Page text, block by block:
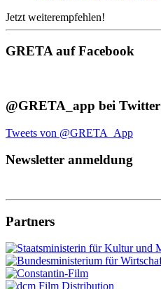
Jetzt weiterempfehlen!
GRETA auf Facebook
@GRETA_app bei Twitter
Tweets von @GRETA_App
Newsletter anmeldung
Partners